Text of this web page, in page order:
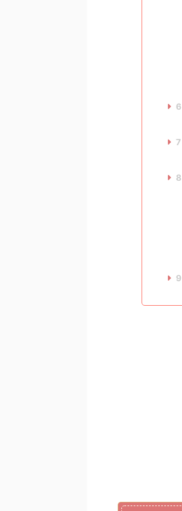
6
7
8
9